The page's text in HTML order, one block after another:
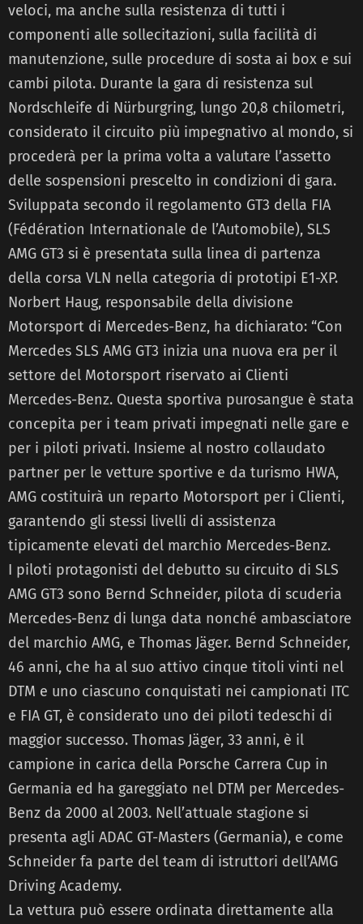
veloci, ma anche sulla resistenza di tutti i
componenti alle sollecitazioni, sulla facilità di
manutenzione, sulle procedure di sosta ai box e sui
cambi pilota. Durante la gara di resistenza sul
Nordschleife di Nürburgring, lungo 20,8 chilometri,
considerato il circuito più impegnativo al mondo, si
procederà per la prima volta a valutare l’assetto
delle sospensioni prescelto in condizioni di gara.
Sviluppata secondo il regolamento GT3 della FIA
(Fédération Internationale de l’Automobile), SLS
AMG GT3 si è presentata sulla linea di partenza
della corsa VLN nella categoria di prototipi E1-XP.
Norbert Haug, responsabile della divisione
Motorsport di Mercedes-Benz, ha dichiarato: “Con
Mercedes SLS AMG GT3 inizia una nuova era per il
settore del Motorsport riservato ai Clienti
Mercedes-Benz. Questa sportiva purosangue è stata
concepita per i team privati impegnati nelle gare e
per i piloti privati. Insieme al nostro collaudato
partner per le vetture sportive e da turismo HWA,
AMG costituirà un reparto Motorsport per i Clienti,
garantendo gli stessi livelli di assistenza
tipicamente elevati del marchio Mercedes-Benz.
I piloti protagonisti del debutto su circuito di SLS
AMG GT3 sono Bernd Schneider, pilota di scuderia
Mercedes-Benz di lunga data nonché ambasciatore
del marchio AMG, e Thomas Jäger. Bernd Schneider,
46 anni, che ha al suo attivo cinque titoli vinti nel
DTM e uno ciascuno conquistati nei campionati ITC
e FIA GT, è considerato uno dei piloti tedeschi di
maggior successo. Thomas Jäger, 33 anni, è il
campione in carica della Porsche Carrera Cup in
Germania ed ha gareggiato nel DTM per Mercedes-
Benz da 2000 al 2003. Nell’attuale stagione si
presenta agli ADAC GT-Masters (Germania), e come
Schneider fa parte del team di istruttori dell’AMG
Driving Academy.
La vettura può essere ordinata direttamente alla